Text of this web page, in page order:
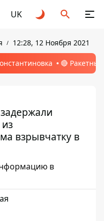
UK
12:28, 12 Ноября 2021
🔴
взрывчатку в
в